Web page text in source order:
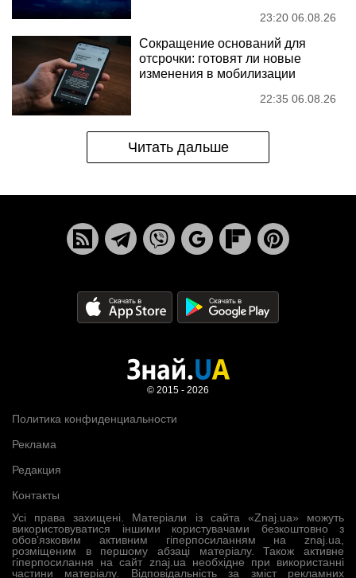
23:20 06.08.26
Сокращение оснований для
отсрочки: готовят ли новые
изменения в мобилизации
22:35 06.08.26
Читать дальше
Усі права захищені. Матеріали із сайта «Znaj.ua» можуть
використовуватися іншими користувачами безкоштовно з
обов’язковим активним гіперпосиланням на znaj.ua,
розміщеним в першому абзаці матеріалу. Також активне
гіперпосилання на сайт znaj.ua необхідне при використанні
частини матеріалу. Відповідальність за зміст рекламних
Политика конфиденциальности
Реклама
Редакция
Контакты
© 2015 - 2026